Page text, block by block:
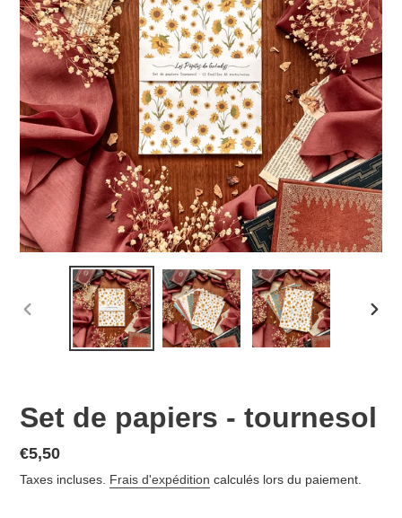
DIAPOSITIVE
PRÉCÉDENTE
Set de papiers - tournesol
€5,50
Taxes incluses. Frais d'expédition calculés lors du paiement.